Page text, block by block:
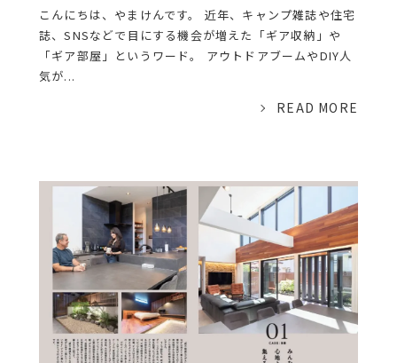
こんにちは、やまけんです。 近年、キャンプ雑誌や住宅
誌、SNSなどで目にする機会が増えた「ギア収納」や
「ギア部屋」というワード。 アウトドアブームやDIY人
気が...
READ MORE